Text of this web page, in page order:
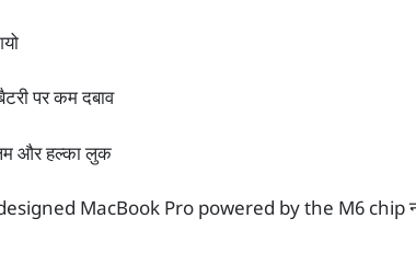
पर कम दबाव
और हल्का लुक
MacBook Pro powered by the M6 chip न